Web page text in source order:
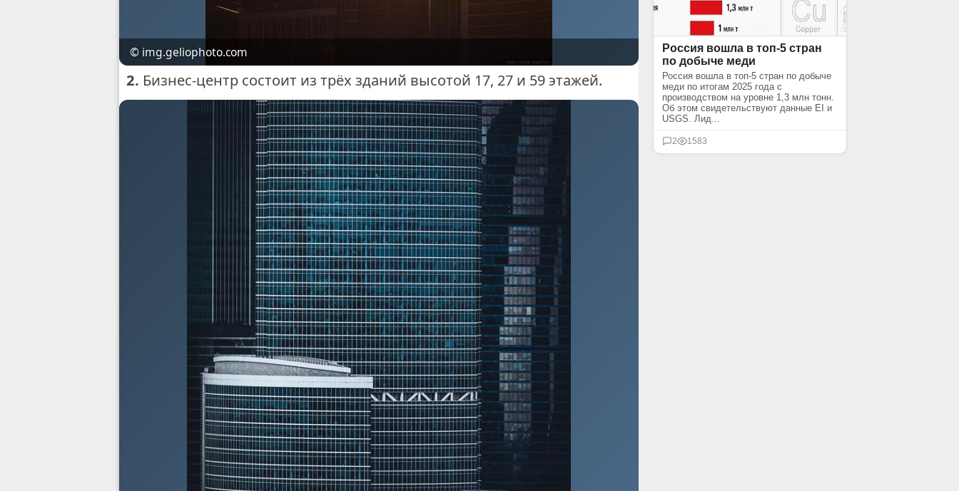
© img.geliophoto.com
2. Бизнес-центр состоит из трёх зданий высотой 17, 27 и 59 этажей.
Россия вошла в топ-5 стран
по добыче меди
Россия вошла в топ-5 стран по добыче
меди по итогам 2025 года с
производством на уровне 1,3 млн тонн.
Об этом свидетельствуют данные EI и
USGS. Лид...
2 1583